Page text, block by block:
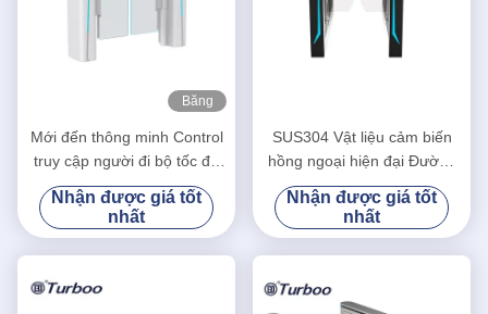
Băng
Mới đến thông minh Control
truy cập người đi bộ tốc độ
cổng quay Nova LA3219S
Nhận được giá tốt
nhất
SUS304 Vật liệu cảm biến
hồng ngoại hiện đại Đường
quay cổng tốc độ xoay với
MCBF cao
Nhận được giá tốt
nhất